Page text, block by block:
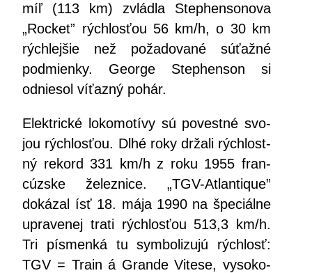
míľ (113 km) zvlád­la Step­hen­so­no­va
„Roc­ket” rých­los­ťou 56 km/h, o 30 km
rých­lej­šie než poža­do­va­né súťaž­né
pod­mien­ky. Geor­ge Step­hen­son si
odnie­sol víťaz­ný pohár.
Elek­tric­ké loko­mo­tí­vy sú povest­né svo­
jou rých­los­ťou. Dlhé roky drža­li rých­lost­
ný rekord 331 km/h z roku 1955 fran­
cúz­ske želez­ni­ce. „TGV-Atlan­ti­que”
doká­zal ísť 18. mája 1990 na špe­ciál­ne
upra­ve­nej tra­ti rých­los­ťou 513,3 km/h.
Tri pís­men­ká tu sym­bo­li­zu­jú rých­losť:
TGV = Train á Gran­de Vite­se, vyso­ko-